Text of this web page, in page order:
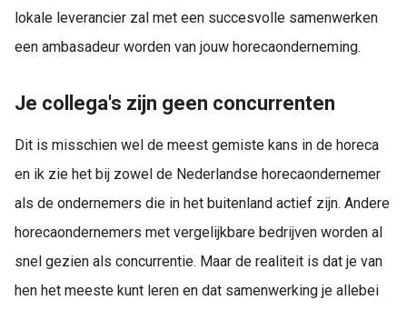
lokale leverancier zal met een succesvolle samenwerken
een ambasadeur worden van jouw horecaonderneming.
Je collega's zijn geen concurrenten
Dit is misschien wel de meest gemiste kans in de horeca
en ik zie het bij zowel de Nederlandse horecaondernemer
als de ondernemers die in het buitenland actief zijn. Andere
horecaondernemers met vergelijkbare bedrijven worden al
snel gezien als concurrentie. Maar de realiteit is dat je van
hen het meeste kunt leren en dat samenwerking je allebei